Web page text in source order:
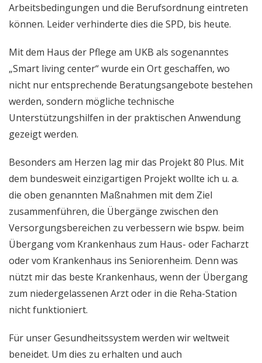
Arbeitsbedingungen und die Berufsordnung eintreten
können. Leider verhinderte dies die SPD, bis heute.
Mit dem Haus der Pflege am UKB als sogenanntes
„Smart living center“ wurde ein Ort geschaffen, wo
nicht nur entsprechende Beratungsangebote bestehen
werden, sondern mögliche technische
Unterstützungshilfen in der praktischen Anwendung
gezeigt werden.
Besonders am Herzen lag mir das Projekt 80 Plus. Mit
dem bundesweit einzigartigen Projekt wollte ich u. a.
die oben genannten Maßnahmen mit dem Ziel
zusammenführen, die Übergänge zwischen den
Versorgungsbereichen zu verbessern wie bspw. beim
Übergang vom Krankenhaus zum Haus- oder Facharzt
oder vom Krankenhaus ins Seniorenheim. Denn was
nützt mir das beste Krankenhaus, wenn der Übergang
zum niedergelassenen Arzt oder in die Reha-Station
nicht funktioniert.
Für unser Gesundheitssystem werden wir weltweit
beneidet. Um dies zu erhalten und auch